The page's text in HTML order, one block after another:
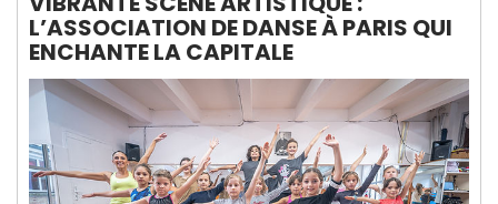
L’ASSOCIATION DE DANSE À PARIS QUI
ENCHANTE LA CAPITALE